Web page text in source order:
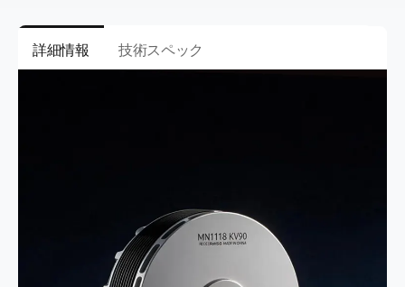
詳細情報 技術スペック